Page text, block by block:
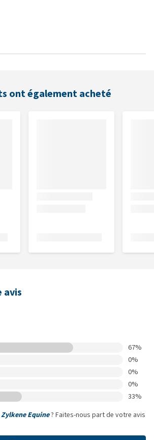
ont également acheté
avis
67%
0%
0%
0%
33%
Zylkene Equine? Faites-nous part de votre avis